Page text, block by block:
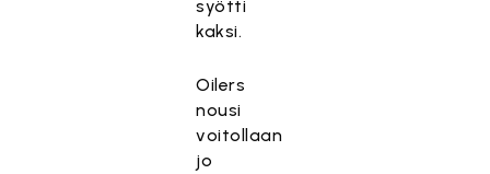
syötti
kaksi.
Oilers
nousi
voitollaan
jo